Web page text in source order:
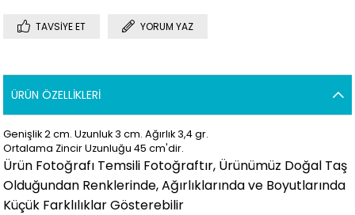
TAVSIYE ET YORUM YAZ
ÜRÜN ÖZELLIKLERI
Genişlik 2 cm. Uzunluk 3cm. Ağırlık 3,4 gr.
Ortalama Zincir Uzunluğu 45 cm'dir.
Ürün Fotoğrafı Temsili Fotoğraftır, Ürünümüz Doğal Taş
Olduğundan Renklerinde, Ağırlıklarında ve Boyutlarında
Küçük Farklılıklar Gösterebilir